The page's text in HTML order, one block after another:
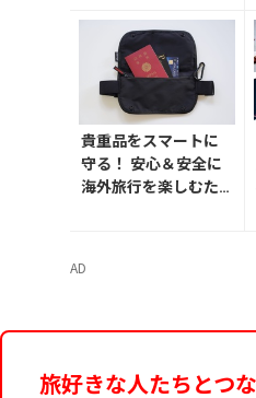
貴重品をスマートに
守る！ 安心＆安全に
海外旅行を楽しむた
AD
旅好きな人たちとつ